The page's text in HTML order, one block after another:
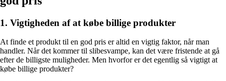
1. Vigtigheden af at købe billige produkter
At finde et produkt til en god pris er altid en vigtig faktor, når man
handler. Når det kommer til slibesvampe, kan det være fristende at gå
efter de billigste muligheder. Men hvorfor er det egentlig så vigtigt at
købe billige produkter?